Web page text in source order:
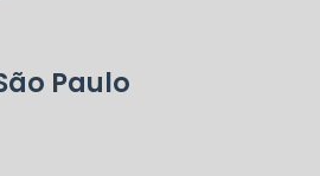
Paulo